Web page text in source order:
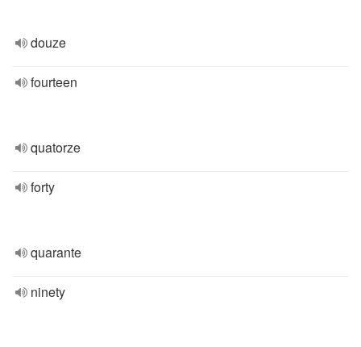
douze
fourteen
quatorze
forty
quarante
ninety